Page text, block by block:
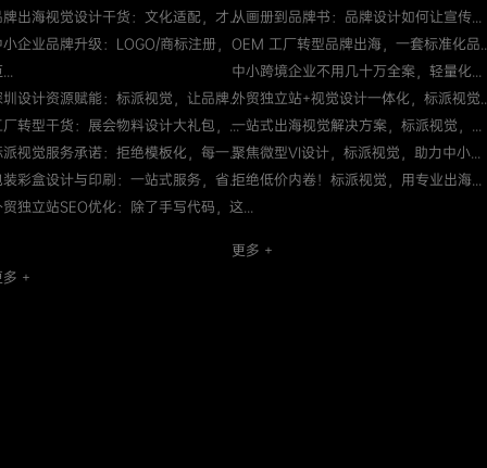
牌出海视觉设计干货：文化适配，才...
企业品牌升级：LOGO/商标注册，
圳设计资源赋能：标派视觉，让品牌...
厂转型干货：展会物料设计大礼包，...
派视觉服务承诺：拒绝模板化，每一...
装彩盒设计与印刷：一站式服务，省...
独立站SEO优化：除了手写代码，这...
多 +
从画册到品牌书：品牌设计如何让宣传...
OEM 工厂转型品牌出海，一套标准化品
中小跨境企业不用几十万全案，轻量化...
外贸独立站+视觉设计一体化，标派视觉
一站式出海视觉解决方案，标派视觉，...
聚焦微型VI设计，标派视觉，助力中小...
拒绝低价内卷！标派视觉，用专业出海...
更多 +